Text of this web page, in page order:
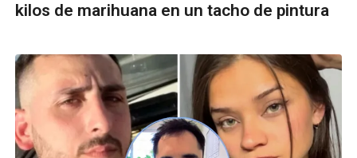
kilos de marihuana en un tacho de pintura